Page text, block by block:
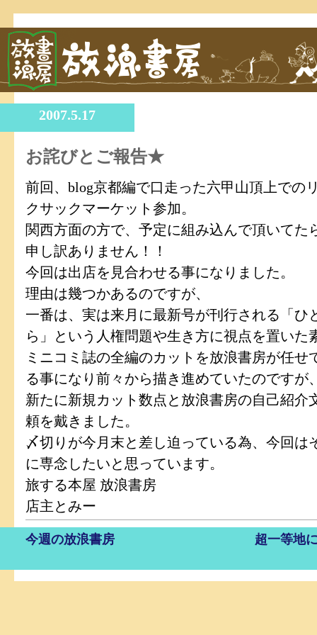
2007.5.17
お詫びとご報告★
前回、blog京都編で口走った六甲山頂上での
クサックマーケット参加。
関西方面の方で、予定に組み込んで頂いてた
申し訳ありません！！
今回は出店を見合わせる事になりました。
理由は幾つかあるのですが、
一番は、実は来月に最新号が刊行される「ひ
ら」という人権問題や生き方に視点を置いた
ミニコミ誌の全編のカットを放浪書房が任せ
る事になり前々から描き進めていたのですが
新たに新規カット数点と放浪書房の自己紹介
頼を戴きました。
〆切りが今月末と差し迫っている為、今回は
に専念したいと思っています。
旅する本屋 放浪書房
店主とみー
今週の放浪書房 超一等地